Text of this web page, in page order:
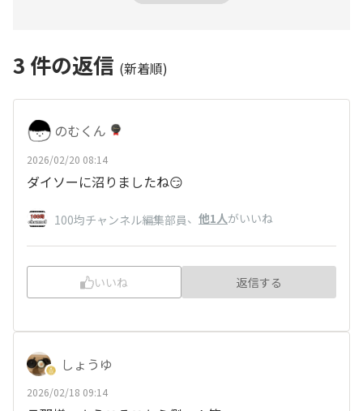
3 件の返信 (新着順)
のむくん
2026/02/20 08:14
ダイソーに沼りましたね😏
100均チャンネル編集部員、 他1人がいいね
いいね 返信する
しょうゆ
2026/02/18 09:14